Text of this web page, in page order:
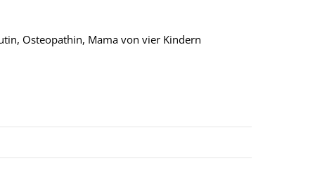
Osteopathin, Mama von vier Kindern